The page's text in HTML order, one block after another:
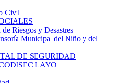
Civil
Riesgos y Desastres
Municipal del Niño y del
DE SEGURIDAD
LAYO